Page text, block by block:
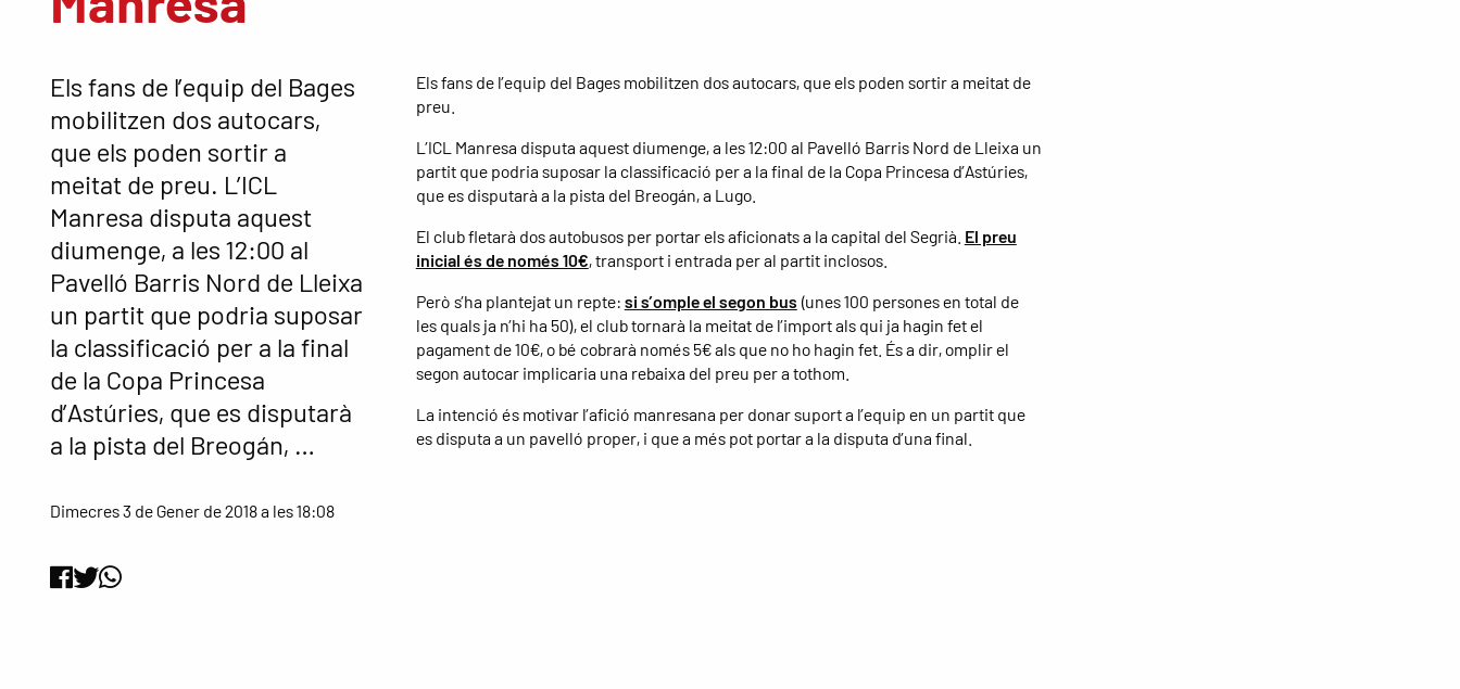
Els fans de l’equip del Bages
mobilitzen dos autocars,
que els poden sortir a
meitat de preu. L’ICL
Manresa disputa aquest
diumenge, a les 12:00 al
Pavelló Barris Nord de Lleixa
un partit que podria suposar
la classificació per a la final
de la Copa Princesa
d’Astúries, que es disputarà
a la pista del Breogán, …
Dimecres 3 de Gener de 2018 a les 18:08
Els fans de l’equip del Bages mobilitzen dos autocars, que els poden sortir a meitat de
preu.
L’ICL Manresa disputa aquest diumenge, a les 12:00 al Pavelló Barris Nord de Lleixa un
partit que podria suposar la classificació per a la final de la Copa Princesa d’Astúries,
que es disputarà a la pista del Breogán, a Lugo.
El club fletarà dos autobusos per portar els aficionats a la capital del Segrià. El preu
inicial és de només 10€, transport i entrada per al partit inclosos.
Però s’ha plantejat un repte: si s’omple el segon bus (unes 100 persones en total de
les quals ja n’hi ha 50), el club tornarà la meitat de l’import als qui ja hagin fet el
pagament de 10€, o bé cobrarà només 5€ als que no ho hagin fet. És a dir, omplir el
segon autocar implicaria una rebaixa del preu per a tothom.
La intenció és motivar l’afició manresana per donar suport a l’equip en un partit que
es disputa a un pavelló proper, i que a més pot portar a la disputa d’una final.